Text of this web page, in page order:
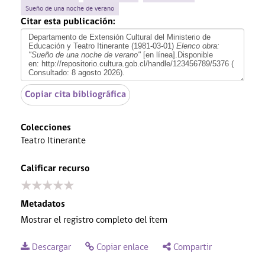
Sueño de una noche de verano
Citar esta publicación:
Departamento de Extensión Cultural del Ministerio de
Educación y Teatro Itinerante (1981-03-01) Elenco obra:
"Sueño de una noche de verano" [en línea].Disponible
en: http://repositorio.cultura.gob.cl/handle/123456789/5376 (
Consultado: 8 agosto 2026).
Copiar cita bibliográfica
Colecciones
Teatro Itinerante
Calificar recurso
★
★
★
★
★
Metadatos
Mostrar el registro completo del ítem
Descargar Copiar enlace Compartir